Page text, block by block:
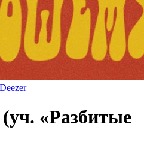
Deezer
«Разбитые